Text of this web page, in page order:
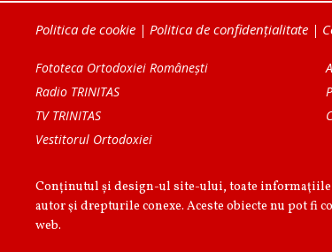
Politica de cookie | Politica de confidențialitate |
Fototeca Ortodoxiei Românești
Radio TRINITAS
TV TRINITAS
Vestitorul Ortodoxiei
Conținutul și design-ul site-ului, toate
autor şi drepturile conexe. Aceste obiecte nu pot
web.